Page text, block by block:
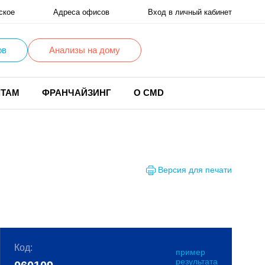
Адреса офисов Вход в личный кабинет
Анализы на дому
ФРАНЧАЙЗИНГ О CMD
Версия для печати
Код:
пример
результата